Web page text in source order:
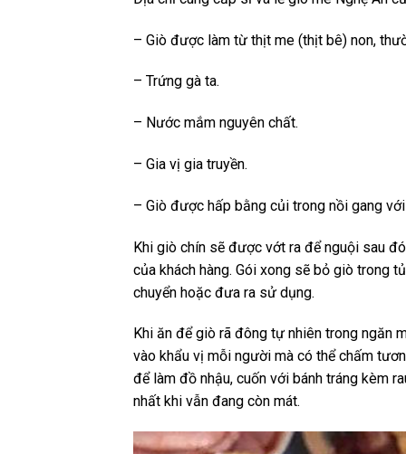
– Giò được làm từ thịt me (thịt bê) non,
– Trứng gà ta.
– Nước mắm nguyên chất.
– Gia vị gia truyền.
– Giò được hấp bằng củi trong nồi gang
Khi giò chín sẽ được vớt ra để nguội sau
của khách hàng. Gói xong sẽ bỏ giò trong
chuyển hoặc đưa ra sử dụng.
Khi ăn để giò rã đông tự nhiên trong ngăn
vào khẩu vị mỗi người mà có thể chấm
để làm đồ nhậu, cuốn với bánh tráng kèm
nhất khi vẫn đang còn mát.